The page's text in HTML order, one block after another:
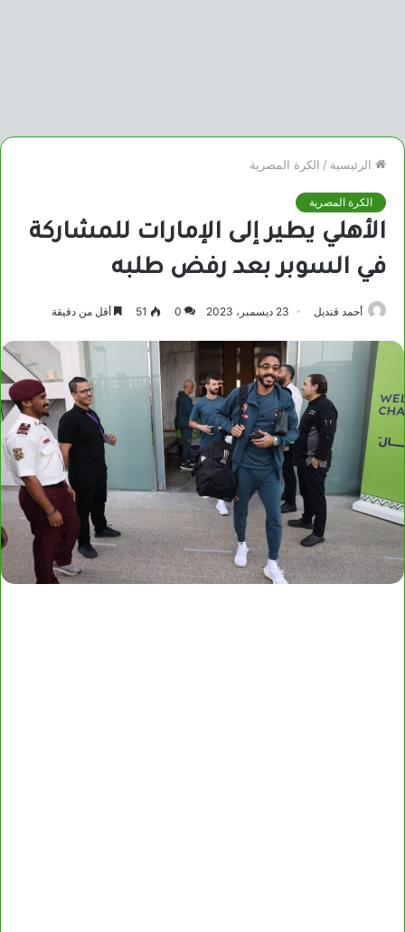
الرئيسية / الكرة المصرية
الكرة المصرية
الأهلي يطير إلى الإمارات للمشاركة
في السوبر بعد رفض طلبه
أحمد قنديل 23 ديسمبر، 2023 0
51 أقل من دقيقة